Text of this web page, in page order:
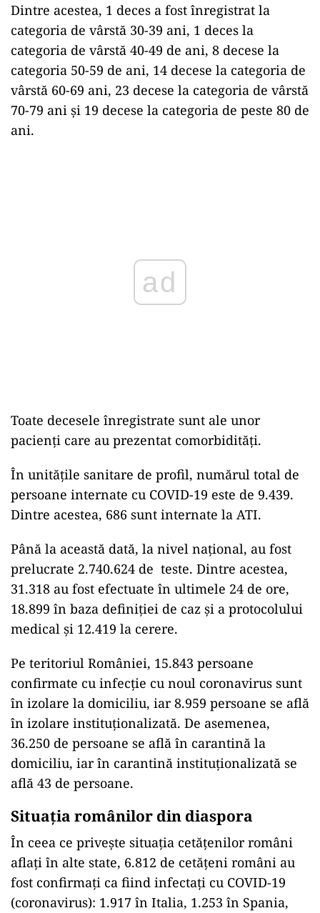
Dintre acestea, 1 deces a fost înregistrat la
categoria de vârstă 30-39 ani, 1 deces la
categoria de vârstă 40-49 de ani, 8 decese la
categoria 50-59 de ani, 14 decese la categoria de
vârstă 60-69 ani, 23 decese la categoria de vârstă
70-79 ani și 19 decese la categoria de peste 80 de
ani.
ad
Toate decesele înregistrate sunt ale unor
pacienți care au prezentat comorbidități.
În unitățile sanitare de profil, numărul total de
persoane internate cu COVID-19 este de 9.439.
Dintre acestea, 686 sunt internate la ATI.
Până la această dată, la nivel național, au fost
prelucrate 2.740.624 de teste. Dintre acestea,
31.318 au fost efectuate în ultimele 24 de ore,
18.899 în baza definiției de caz și a protocolului
medical și 12.419 la cerere.
Pe teritoriul României, 15.843 persoane
confirmate cu infecție cu noul coronavirus sunt
în izolare la domiciliu, iar 8.959 persoane se află
în izolare instituționalizată. De asemenea,
36.250 de persoane se află în carantină la
domiciliu, iar în carantină instituționalizată se
află 43 de persoane.
Situația românilor din diaspora
În ceea ce privește situația cetățenilor români
aflați în alte state, 6.812 de cetățeni români au
fost confirmați ca fiind infectați cu COVID-19
(coronavirus): 1.917 în Italia, 1.253 în Spania,